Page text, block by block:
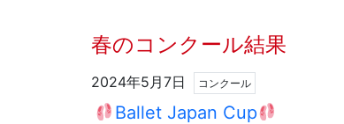
春のコンクール結果
2024年5月7日 コンクール
Ballet Japan Cup